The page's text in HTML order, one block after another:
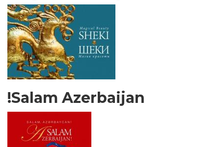
Salam Azerbaijan!